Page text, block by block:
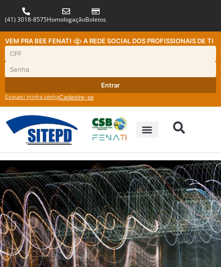
(41) 3018-8575HomologaçãoBoletos
VEM PRA BEE FENATI A REDE SOCIAL DOS PROFISSIONAIS DE TI
Entrar
Esqueci minha senhaCadastre-se